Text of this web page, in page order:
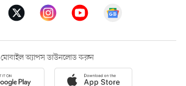
মোবাইল অ্যাপস ডাউনলোড করুন